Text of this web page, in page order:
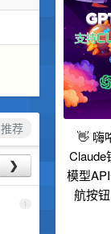
👋 嗨
Claude
模型
航按
推荐
❯
1